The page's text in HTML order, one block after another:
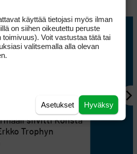
siivitti Konsta
Trophyn
käyttää tietojasi myös ilman
on siihen oikeutettu peruste
Voit vastustaa tätä tai
valitsemalla alla olevan
Hyväksy
Asetukset